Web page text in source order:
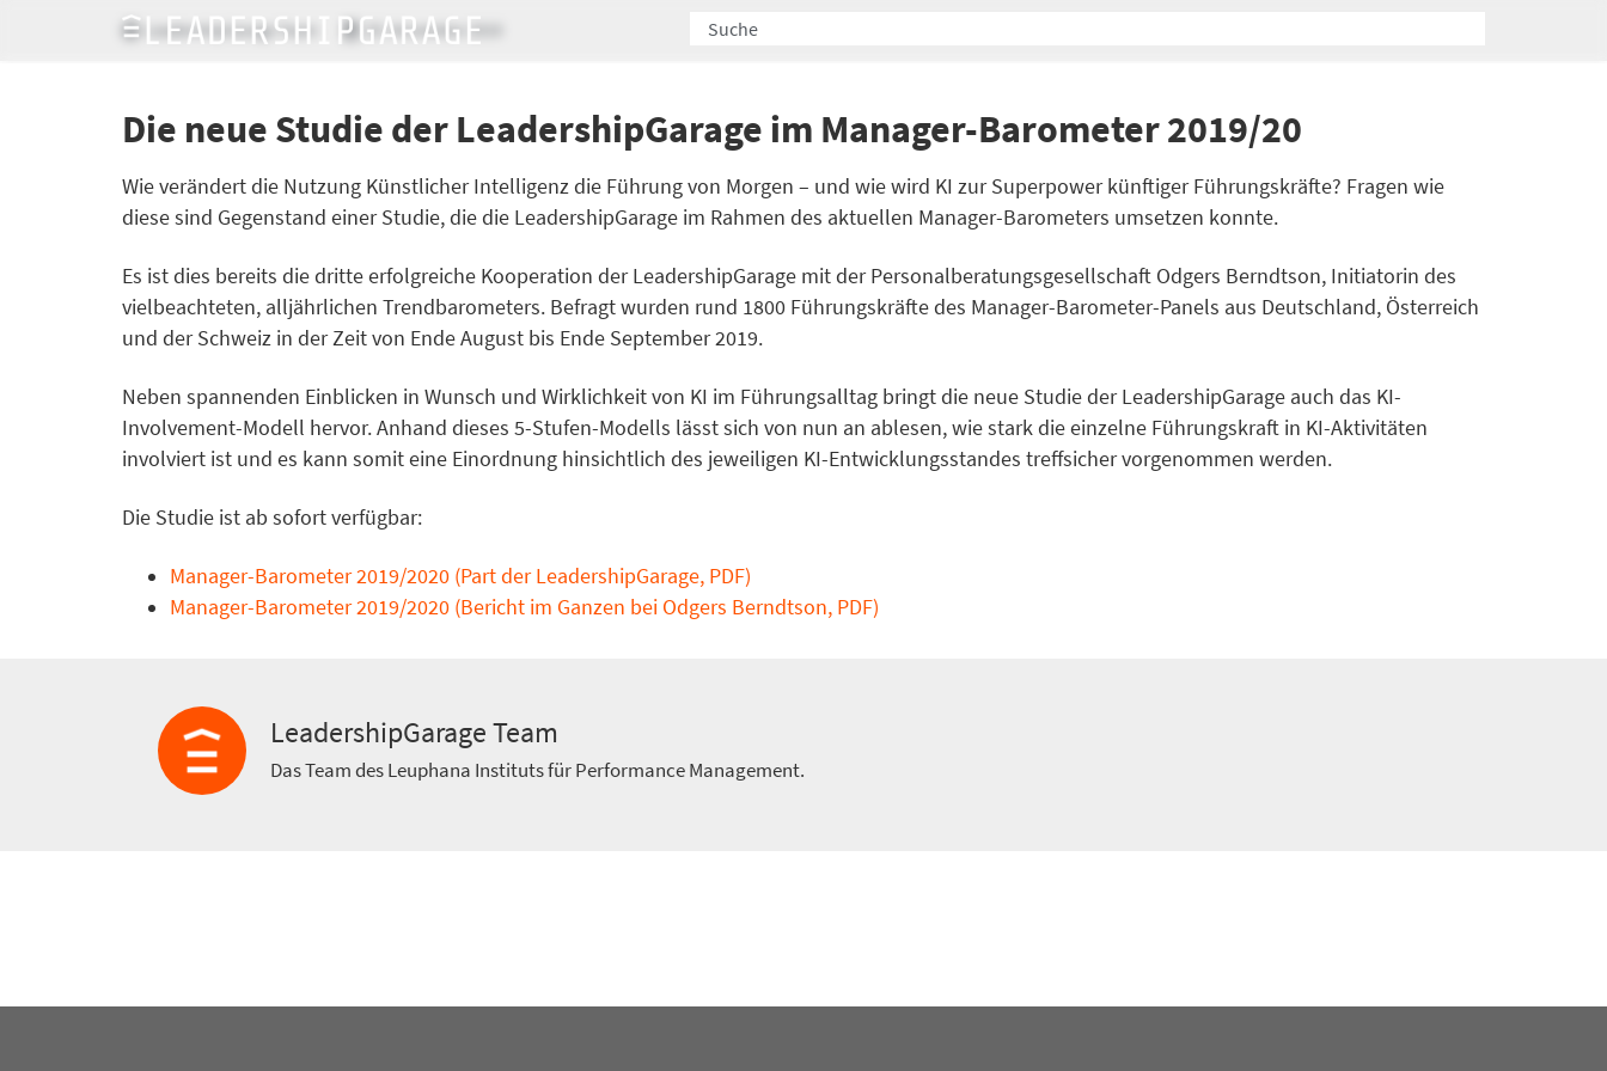
LeadershipGarage Team 25. November 2019
Die neue Studie der LeadershipGarage im Manager-Barometer 2019/20
Wie verändert die Nutzung Künstlicher Intelligenz die Führung von Morgen – und wie wird KI zur Superpower künftiger Führungskräfte? Fragen wie
diese sind Gegenstand einer Studie, die die LeadershipGarage im Rahmen des aktuellen Manager-Barometers umsetzen konnte.
Es ist dies bereits die dritte erfolgreiche Kooperation der LeadershipGarage mit der Personalberatungsgesellschaft Odgers Berndtson, Initiatorin des
vielbeachteten, alljährlichen Trendbarometers. Befragt wurden rund 1800 Führungskräfte des Manager-Barometer-Panels aus Deutschland, Österreich
und der Schweiz in der Zeit von Ende August bis Ende September 2019.
Neben spannenden Einblicken in Wunsch und Wirklichkeit von KI im Führungsalltag bringt die neue Studie der LeadershipGarage auch das KI-
Involvement-Modell hervor. Anhand dieses 5-Stufen-Modells lässt sich von nun an ablesen, wie stark die einzelne Führungskraft in KI-Aktivitäten
involviert ist und es kann somit eine Einordnung hinsichtlich des jeweiligen KI-Entwicklungsstandes treffsicher vorgenommen werden.
Die Studie ist ab sofort verfügbar:
Manager-Barometer 2019/2020 (Part der LeadershipGarage, PDF)
Manager-Barometer 2019/2020 (Bericht im Ganzen bei Odgers Berndtson, PDF)
LeadershipGarage Team
Das Team des Leuphana Instituts für Performance Management.